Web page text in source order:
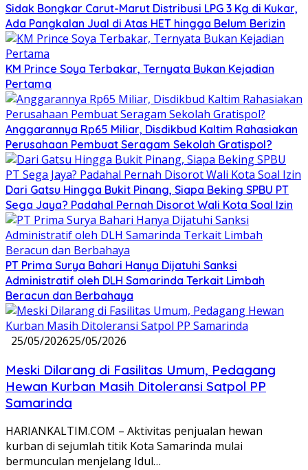
Sidak Bongkar Carut-Marut Distribusi LPG 3 Kg di Kukar,
Ada Pangkalan Jual di Atas HET hingga Belum Berizin
KM Prince Soya Terbakar, Ternyata Bukan Kejadian
Pertama
Anggarannya Rp65 Miliar, Disdikbud Kaltim Rahasiakan
Perusahaan Pembuat Seragam Sekolah Gratispol?
Dari Gatsu Hingga Bukit Pinang, Siapa Beking SPBU PT
Sega Jaya? Padahal Pernah Disorot Wali Kota Soal Izin
PT Prima Surya Bahari Hanya Dijatuhi Sanksi
Administratif oleh DLH Samarinda Terkait Limbah
Beracun dan Berbahaya
25/05/202625/05/2026
Meski Dilarang di Fasilitas Umum, Pedagang
Hewan Kurban Masih Ditoleransi Satpol PP
Samarinda
HARIANKALTIM.COM – Aktivitas penjualan hewan
kurban di sejumlah titik Kota Samarinda mulai
bermunculan menjelang Idul…